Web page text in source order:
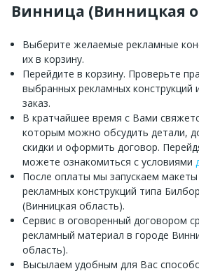
Винница (Винницкая
Выберите желаемые рекламные
их в корзину.
Перейдите в корзину. Проверьте
выбранных рекламных
заказ.
В кратчайшее время с Вами
которым можно обсудить детали,
скидки и оформить договор.
можете ознакомиться с условиями
После оплаты мы запускаем макеты
рекламных конструкций типа
(Винницкая область).
Сервис в оговоренный договором
рекламный материал в городе
область).
Высылаем удобным для Вас